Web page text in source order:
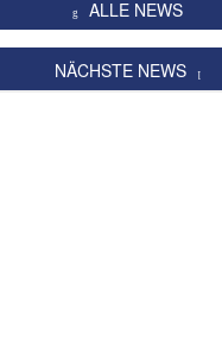
ALLE NEWS
NÄCHSTE NEWS